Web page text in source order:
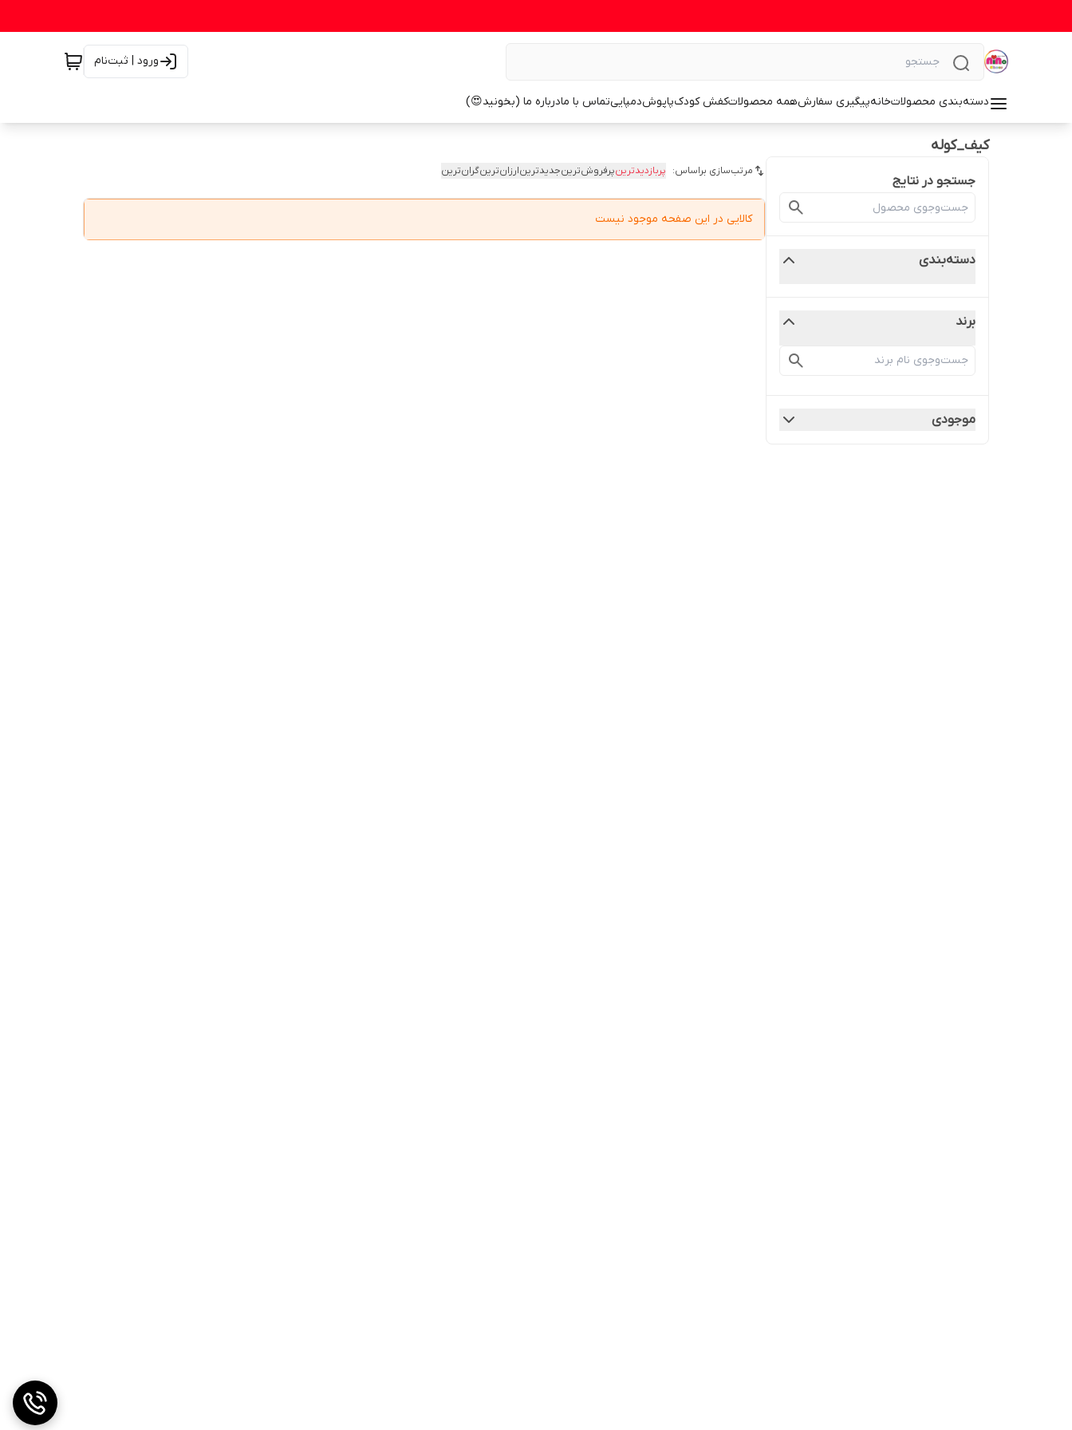
ورود | ثبت‌نام
دسته‌بندی محصولاتخانهپیگیری سفارشهمه محصولاتکفش کودکپاپوشدمپاییتماس با مادرباره ما (بخونید😍)
کیف_کوله
جستجو در نتایج
دسته‌بندی
برند
موجودی
مرتب‌سازی براساس: پربازدیدترینپرفروش‌ترینجدیدترینارزان‌ترینگران‌ترین
کالایی در این صفحه موجود نیست